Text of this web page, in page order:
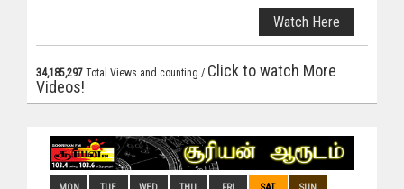
Watch Here
34,185,297 Total Views and counting / Click to watch More
Videos!